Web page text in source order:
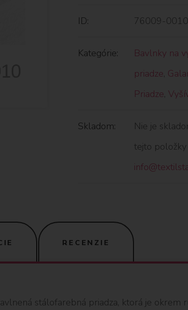
ID: 76009-0010
Kategórie: Bavlnky na
priadze,
Priadze,
Skladom:
Nie je
tejto položky
RECENZIE
stálofarebná priadza, ktorá je okrem